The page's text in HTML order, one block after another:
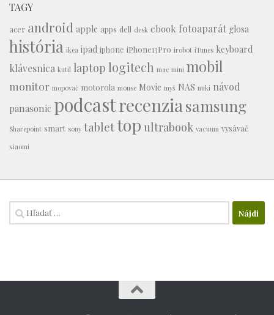
TAGY
acer android apple apps dell desk ebook fotoaparát glosa
história ikea ipad iphone iPhone13Pro irobot iTunes keyboard
klávesnica kutil laptop logitech mac mini mobil
monitor mopovač motorola mouse Movie myš NAS nuki návod
panasonic podcastrecenziasamsung
Sharepoint smart sony tablettop ultrabook vacuum vysávač
xiaomi
Hľadať: